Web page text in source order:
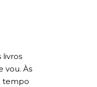
livros
vou. Às
tempo